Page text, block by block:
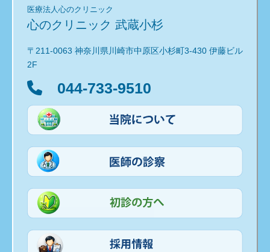
医療法人心のクリニック
心のクリニック 武蔵小杉
〒211-0063 神奈川県川崎市中原区小杉町3-430 伊藤ビル
2F
044-733-9510